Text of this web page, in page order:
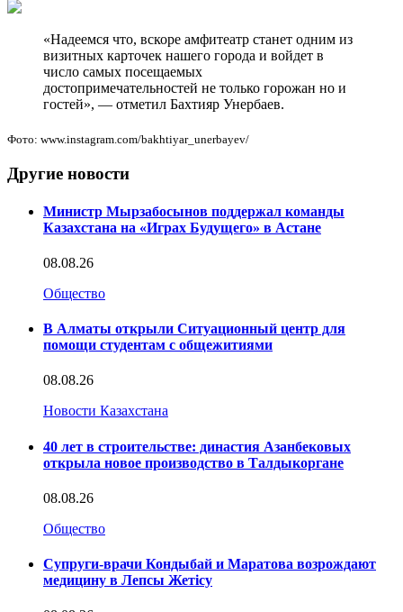
«Надеемся что, вскоре амфитеатр станет одним из
визитных карточек нашего города и войдет в
число самых посещаемых
достопримечательностей не только горожан но и
гостей», — отметил Бахтияр Унербаев.
Фото: www.instagram.com/bakhtiyar_unerbayev/
Другие новости
Министр Мырзабосынов поддержал команды
Казахстана на «Играх Будущего» в Астане
08.08.26
Общество
В Алматы открыли Ситуационный центр для
помощи студентам с общежитиями
08.08.26
Новости Казахстана
40 лет в строительстве: династия Азанбековых
открыла новое производство в Талдыкоргане
08.08.26
Общество
Супруги-врачи Кондыбай и Маратова возрождают
медицину в Лепсы Жетісу